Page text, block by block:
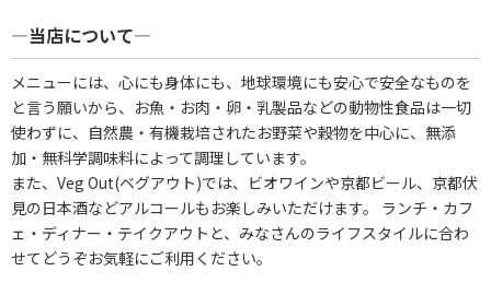
―当店について―
メニューには、心にも身体にも、地球環境にも安心で安全なものを
と言う願いから、お魚・お肉・卵・乳製品などの動物性食品は一切
使わずに、自然農・有機栽培されたお野菜や穀物を中心に、無添
加・無科学調味料によって調理しています。
また、Veg Out(ベグアウト)では、ビオワインや京都ビール、京都伏
見の日本酒などアルコールもお楽しみいただけます。 ランチ・カフ
ェ・ディナー・テイクアウトと、みなさんのライフスタイルに合わ
せてどうぞお気軽にご利用ください。